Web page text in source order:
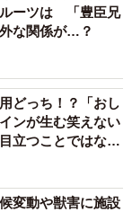
ルーツは 「豊臣兄
な関係が…？
どっち！？「おし
ンが生む笑えない
立つことではな
変動や獣害に施設